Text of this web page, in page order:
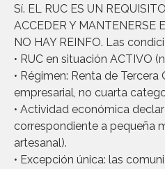
Sí. EL RUC ES UN
ACCEDER Y MANTENERSE
NO HAY REINFO. Las
• RUC en situación ACTIVO
• Régimen: Renta de
empresarial, no cuarta
• Actividad económica
correspondiente a pequeña
artesanal).
• Excepción única: las